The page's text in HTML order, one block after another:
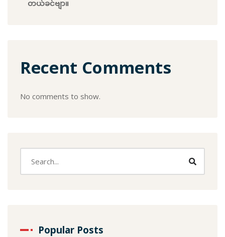
တယ်ခင်ဗျာ။
Recent Comments
No comments to show.
Popular Posts